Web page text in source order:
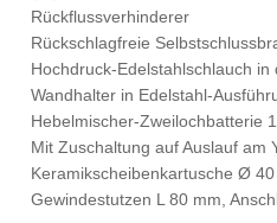
Rückflussverhinderer
Rückschlagfreie
Hochdruck-Edelstahlschlauch
Wandhalter in Edelstahl-
Hebelmischer-Zweilochbatterie
Mit Zuschaltung auf Auslauf am
Keramikscheibenkartusche Ø 40
Gewindestutzen L 80 mm,